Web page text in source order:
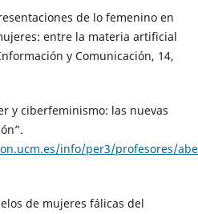
de lo femenino en
entre la materia artificial
y Comunicación, 14,
y ciberfeminismo: las nuevas
info/per3/profesores/
de mujeres fálicas del